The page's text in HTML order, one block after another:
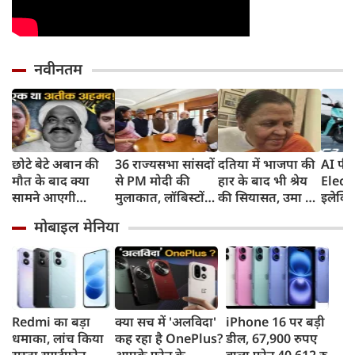
नवीनतम
छोटे बेटे अबान की
मौत के बाद क्या
सामने आएगी
फरार है माफिया
अतीक अहमद की
पत्नी
36 राज्यसभा सांसदों
से PM मोदी की
मुलाकात, लॉबिस्टों
किया सावधान
दतिया में भाजपा की
हार के बाद भी श्रेय
की सियासत, उमा का
से मिले वोट, लोधी
बाहुल्य बसई में पार्टी
को मिली थी बढ़त
AI
8 साल
मोबाइल मेनिया
Redmi का बड़ा
धमाका, लांच किया
क्या सच में 'अलविदा'
कह रहा है OnePlus?
iPhone 16 पर बड़ी
डील, 67,900 रुपए